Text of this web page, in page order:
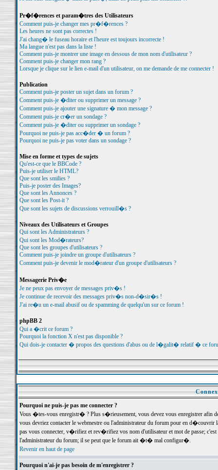
Pr�f�rences et param�tres des Utilisateurs
Comment puis-je changer mes pr�f�rences ?
Les heures ne sont pas correctes !
J'ai chang� le fuseau horaire et l'heure est toujours incorrecte !
Ma langue n'est pas dans la liste !
Comment puis-je montrer une image en dessous de mon nom d'utilisateur ?
Comment puis-je changer mon rang ?
Lorsque je clique sur le lien e-mail d'un utilisateur, on me demande de me connecter !
Publication
Comment puis-je poster un sujet dans un forum ?
Comment puis-je �diter ou supprimer un message ?
Comment puis-je ajouter une signature � mon message ?
Comment puis-je cr�er un sondage ?
Comment puis-je �diter ou supprimer un sondage ?
Pourquoi ne puis-je pas acc�der � un forum ?
Pourquoi ne puis-je pas voter dans un sondage ?
Mise en forme et types de sujets
Qu'est-ce que le BBCode ?
Puis-je utiliser le HTML?
Que sont les smilies ?
Puis-je poster des Images?
Que sont les Annonces ?
Que sont les Post-it ?
Que sont les sujets de discussions verrouill�s ?
Niveaux des Utilisateurs et Groupes
Qui sont les Administrateurs ?
Qui sont les Mod�rateurs?
Que sont les groupes d'utilisateurs ?
Comment puis-je joindre un groupe d'utilisateurs ?
Comment puis-je devenir le mod�rateur d'un groupe d'utilisateurs ?
Messagerie Priv�e
Je ne peux pas envoyer de messages priv�s !
Je continue de recevoir des messages priv�s non-d�sir�s !
J'ai re�u un e-mail abusif ou de spamming de quelqu'un sur ce forum !
phpBB 2
Qui a �crit ce forum ?
Pourquoi la fonction X n'est pas disponible ?
Qui dois-je contacter � propos des questions d'abus ou de l�galit� relatif � ce
Pourquoi ne puis-je pas me connecter ?
Vous �tes-vous enregistr� ? Plus s�rieusement, vous devez vous enregistrer
vous devriez contacter le webmestre ou l'administrateur du forum pour en
pas vous connecter, v�rifiez et rev�rifiez vos nom d'utilisateur et mot de passe;
l'administrateur du forum; il se peut que le forum ait �t� mal configur�.
Revenir en haut de page
Pourquoi n'ai-je pas besoin de m'enregistrer ?